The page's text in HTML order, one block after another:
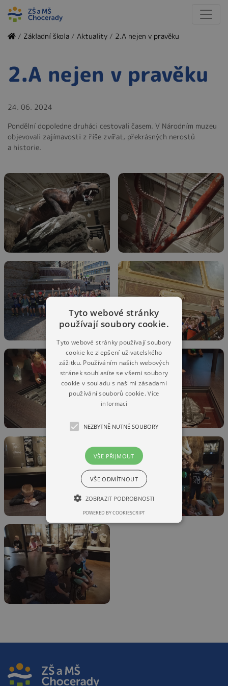
/ Základní škola / Aktuality / 2.A nejen v pravěku
2.A nejen v pravěku
24. 06. 2024
Pondělní dopoledne druháci cestovali časem. V Národním muzeu
objevovali zajímavosti z říše zvířat, překrásných nerostů
a historie.
Tyto webové stránky
používají soubory cookie.
Tyto webové stránky používají soubory
cookie ke zlepšení uživatelského
zážitku. Používáním našich webových
stránek souhlasíte se všemi soubory
cookie v souladu s našimi zásadami
používání souborů cookie.Více
informací
NEZBYTNĚ NUTNÉ SOUBORY
VŠE PŘIJMOUT
VŠE ODMÍTNOUT
ZOBRAZIT PODROBNOSTI
POWERED BY COOKIESCRIPT